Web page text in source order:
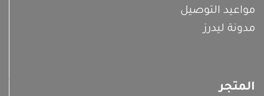
مواعيد التوصيل
مدونة ليدرز
المتجر